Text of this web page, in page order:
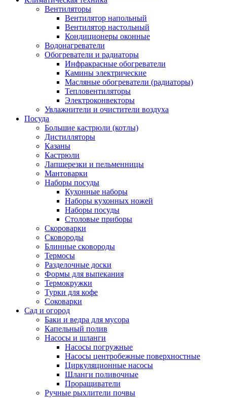
Вентиляторы
Вентилятор напольный
Вентилятор настольный
Кондиционеры оконные
Водонагреватели
Обогреватели и радиаторы
Инфракрасные обогреватели
Камины электрические
Масляные обогреватели (радиаторы)
Тепловентиляторы
Электроконвекторы
Увлажнители и очистители воздуха
Посуда
Большие кастрюли (котлы)
Дистилляторы
Казаны
Кастрюли
Лапшерезки и пельменницы
Мантоварки
Наборы посуды
Кухонные наборы
Наборы кухонных ножей
Наборы посуды
Столовые приборы
Скороварки
Сковороды
Блинные сковороды
Термосы
Разделочные доски
Формы для выпекания
Термокружки
Турки для кофе
Соковарки
Сад и огород
Баки и ведра для мусора
Капельный полив
Насосы и шланги
Насосы погружные
Насосы центробежные поверхностные
Циркуляционные насосы
Шланги поливочные
Проращиватели
Ручные рыхлители почвы